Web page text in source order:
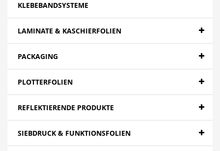
KLEBEBANDSYSTEME
LAMINATE & KASCHIERFOLIEN
PACKAGING
PLOTTERFOLIEN
REFLEKTIERENDE PRODUKTE
SIEBDRUCK & FUNKTIONSFOLIEN